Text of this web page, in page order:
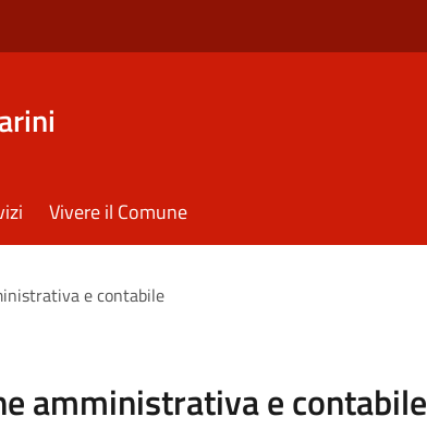
Vivere il Comune
e contabile
amministrativa e contabile